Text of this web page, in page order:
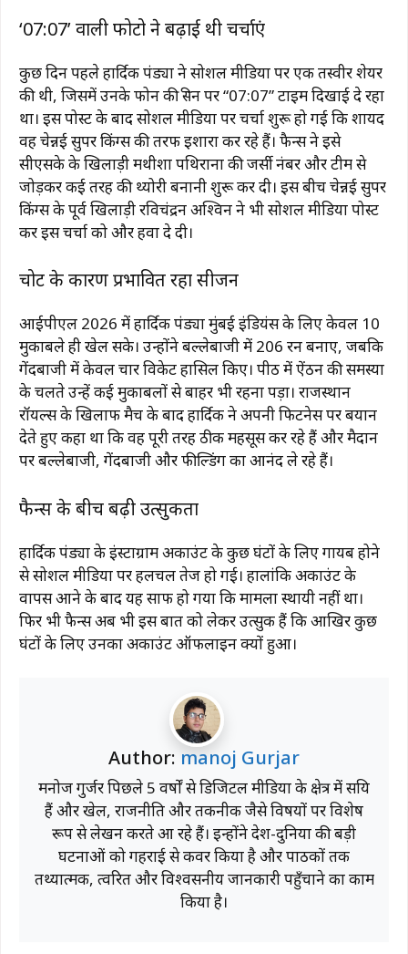
‘07:07’ वाली फोटो ने बढ़ाई थी चर्चाएं
कुछ दिन पहले हार्दिक पंड्या ने सोशल मीडिया पर एक तस्वीर शेयर
की थी, जिसमें उनके फोन की स्क्रीन पर “07:07” टाइम दिखाई दे रहा
था। इस पोस्ट के बाद सोशल मीडिया पर चर्चा शुरू हो गई कि शायद
वह चेन्नई सुपर किंग्स की तरफ इशारा कर रहे हैं। फैन्स ने इसे
सीएसके के खिलाड़ी मथीशा पथिराना की जर्सी नंबर और टीम से
जोड़कर कई तरह की थ्योरी बनानी शुरू कर दी। इस बीच चेन्नई सुपर
किंग्स के पूर्व खिलाड़ी रविचंद्रन अश्विन ने भी सोशल मीडिया पोस्ट
कर इस चर्चा को और हवा दे दी।
चोट के कारण प्रभावित रहा सीजन
आईपीएल 2026 में हार्दिक पंड्या मुंबई इंडियंस के लिए केवल 10
मुकाबले ही खेल सके। उन्होंने बल्लेबाजी में 206 रन बनाए, जबकि
गेंदबाजी में केवल चार विकेट हासिल किए। पीठ में ऐंठन की समस्या
के चलते उन्हें कई मुकाबलों से बाहर भी रहना पड़ा। राजस्थान
रॉयल्स के खिलाफ मैच के बाद हार्दिक ने अपनी फिटनेस पर बयान
देते हुए कहा था कि वह पूरी तरह ठीक महसूस कर रहे हैं और मैदान
पर बल्लेबाजी, गेंदबाजी और फील्डिंग का आनंद ले रहे हैं।
फैन्स के बीच बढ़ी उत्सुकता
हार्दिक पंड्या के इंस्टाग्राम अकाउंट के कुछ घंटों के लिए गायब होने
से सोशल मीडिया पर हलचल तेज हो गई। हालांकि अकाउंट के
वापस आने के बाद यह साफ हो गया कि मामला स्थायी नहीं था।
फिर भी फैन्स अब भी इस बात को लेकर उत्सुक हैं कि आखिर कुछ
घंटों के लिए उनका अकाउंट ऑफलाइन क्यों हुआ।
Author: manoj Gurjar
मनोज गुर्जर पिछले 5 वर्षों से डिजिटल मीडिया के क्षेत्र में सक्रिय
हैं और खेल, राजनीति और तकनीक जैसे विषयों पर विशेष
रूप से लेखन करते आ रहे हैं। इन्होंने देश-दुनिया की बड़ी
घटनाओं को गहराई से कवर किया है और पाठकों तक
तथ्यात्मक, त्वरित और विश्वसनीय जानकारी पहुँचाने का काम
किया है।